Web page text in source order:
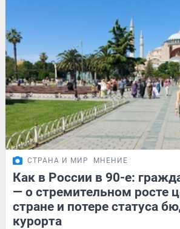
СТРАНА И МИР МНЕНИЕ
Как в России в 90-е:
— о стремительном росте
стране и потере статуса
курорта